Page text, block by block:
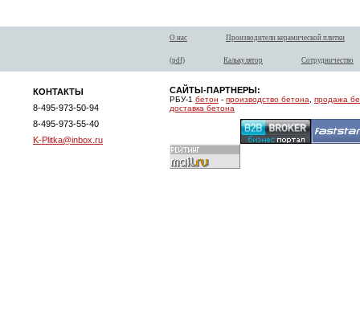
О нас Производители керамической плитки
(pdf) Калькулятор Сотрудничество
КОНТАКТЫ
8-495-973-50-94
8-495-973-55-40
K-Plitka@inbox.ru
САЙТЫ-ПАРТНЕРЫ:
РБУ-1 бетон - производство бетона
продажа
доставка бетона